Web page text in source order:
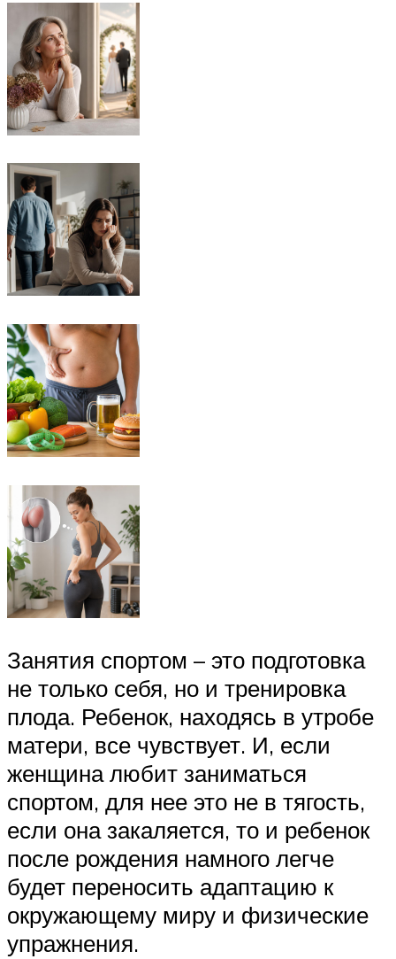
Занятия спортом – это подготовка
не только себя, но и тренировка
плода. Ребенок, находясь в утробе
матери, все чувствует. И, если
женщина любит заниматься
спортом, для нее это не в тягость,
если она закаляется, то и ребенок
после рождения намного легче
будет переносить адаптацию к
окружающему миру и физические
упражнения.